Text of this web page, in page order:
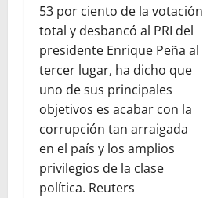
53 por ciento de la votación
total y desbancó al PRI del
presidente Enrique Peña al
tercer lugar, ha dicho que
uno de sus principales
objetivos es acabar con la
corrupción tan arraigada
en el país y los amplios
privilegios de la clase
política. Reuters